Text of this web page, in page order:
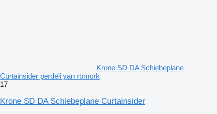
Krone SD DA Schiebeplane
Curtainsider perdeli yarı römork
17
Krone SD DA Schiebeplane Curtainsider